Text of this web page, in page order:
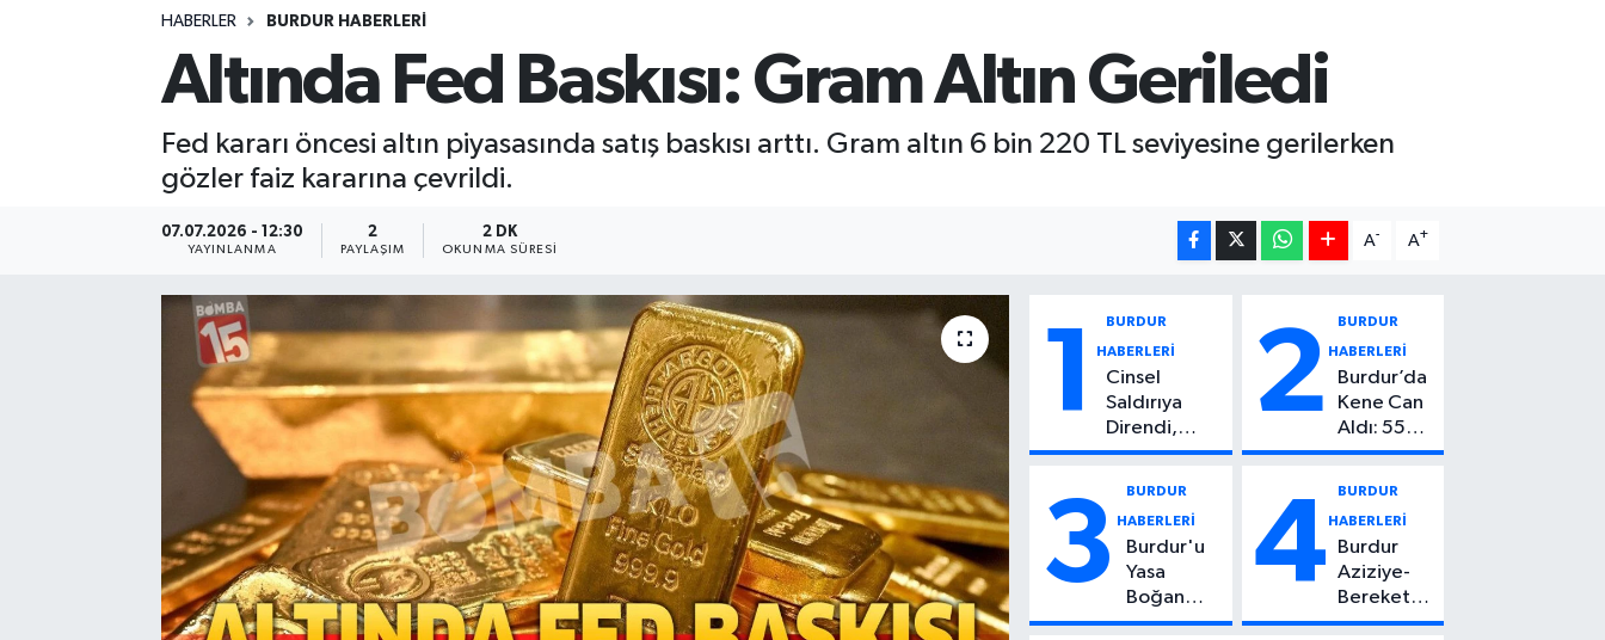
HABERLER BURDUR HABERLERİ
Altında Fed Baskısı: Gram Altın Geriledi
Fed kararı öncesi altın piyasasında satış baskısı arttı. Gram altın 6 bin 220 TL seviyesine gerilerken
gözler faiz kararına çevrildi.
07.07.2026 - 12:30
YAYINLANMA
2
PAYLAŞIM
2 DK
OKUNMA SÜRESI
A- A+
1 BURDUR
HABERLERİ
Cinsel
Saldırıya
Direndi,
Başından
Çocuktan
Kötü Haber!
2 BURDUR
HABERLERİ
Burdur’da
Kene Can
Aldı: 55
Yaşındaki
Kaybetti
3 BURDUR
HABERLERİ
Burdur'u
Yasa
Boğan
Ölüm:
4 BURDUR
HABERLERİ
Burdur
Aziziye-
Bereket
Köyü